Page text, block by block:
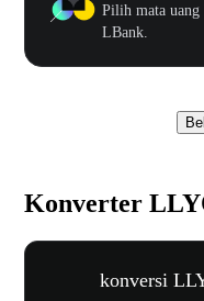
Pilih mata
LBank.
Konverter
konversi